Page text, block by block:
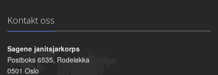
Kontakt oss
Sagene janitsjarkorps
Postboks 6535, Rodeløkka
0501 Oslo